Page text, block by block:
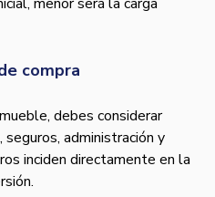
compra
debes considerar
administración y
inciden directamente en la